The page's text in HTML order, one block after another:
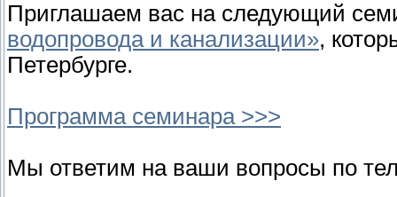
Приглашаем вас на следующий
водопровода и канализации»,
Петербурге.
Программа семинара >>>
Мы ответим на ваши вопросы по